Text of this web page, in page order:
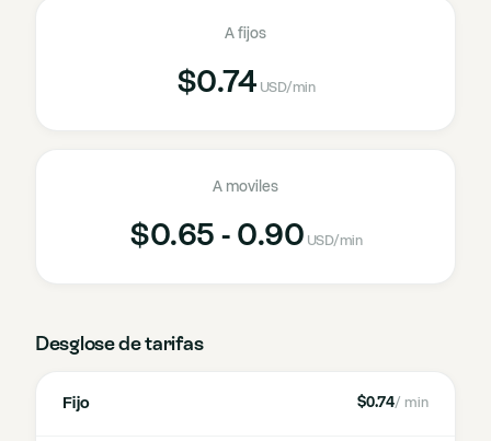
A fijos
$0.74 USD/min
A moviles
$0.65 - 0.90 USD/min
Desglose de tarifas
Fijo $0.74/ min